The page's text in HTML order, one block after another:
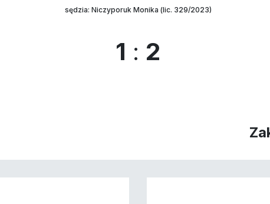
sędzia: Niczyporuk Monika (lic. 329/2023)
1 : 2